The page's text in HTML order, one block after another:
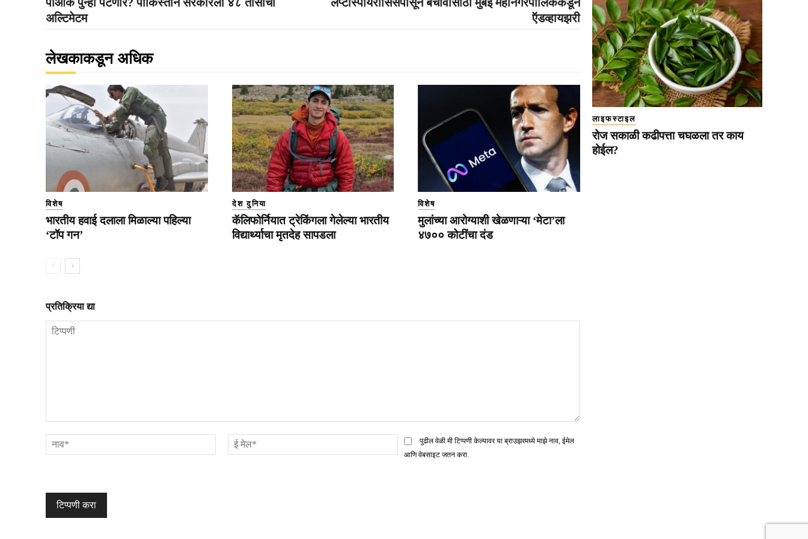
अल्टिमेटम
ऍडव्हायझरी
लेखकाकडून अधिक
विशेष
भारतीय हवाई दलाला मिळाल्या पहिल्या
‘टॉप गन’
देश दुनिया
कॅलिफोर्नियात ट्रेकिंगला गेलेल्या भारतीय
विद्यार्थ्याचा मृतदेह सापडला
विशेष
मुलांच्या आरोग्याशी खेळणाऱ्या ‘मेटा’ला
४७०० कोटींचा दंड
प्रतिक्रिया द्या
नाव*
मेल*
पुढील वेळी मी टिप्पणी केल्यावर या ब्राउझरमध्ये माझे नाव, ईमेल
आणि वेबसाइट जतन करा.
लाइफस्टाइल
रोज सकाळी कढीपत्ता चघळला तर काय
होईल?